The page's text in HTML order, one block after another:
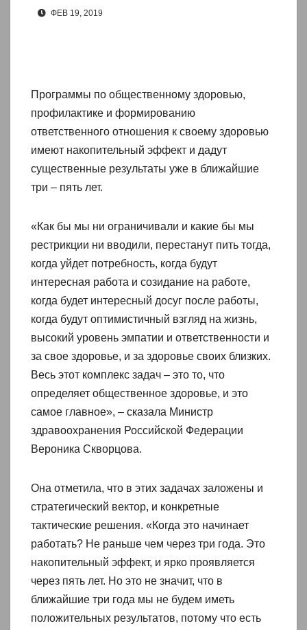
ФЕВ 19, 2019
Программы по общественному здоровью,
профилактике и формированию
ответственного отношения к своему здоровью
имеют накопительный эффект и дадут
существенные результаты уже в ближайшие
три – пять лет.
«Как бы мы ни ограничивали и какие бы мы
рестрикции ни вводили, перестанут пить тогда,
когда уйдет потребность, когда будут
интересная работа и созидание на работе,
когда будет интересный досуг после работы,
когда будут оптимистичный взгляд на жизнь,
высокий уровень эмпатии и ответственности и
за свое здоровье, и за здоровье своих близких.
Весь этот комплекс задач – это то, что
определяет общественное здоровье, и это
самое главное», – сказала Министр
здравоохранения Российской Федерации
Вероника Скворцова.
Она отметила, что в этих задачах заложены и
стратегический вектор, и конкретные
тактические решения. «Когда это начинает
работать? Не раньше чем через три года. Это
накопительный эффект, и ярко проявляется
через пять лет. Но это не значит, что в
ближайшие три года мы не будем иметь
положительных результатов, потому что есть